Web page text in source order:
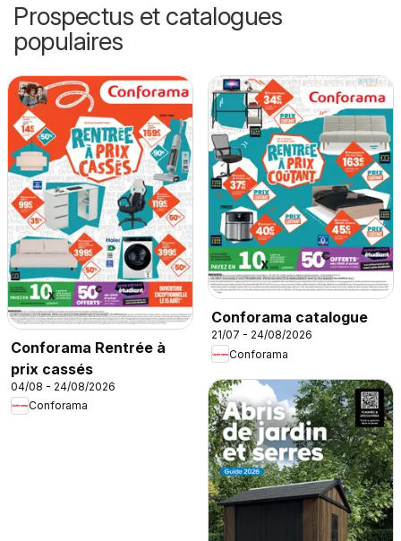
Prospectus et catalogues
populaires
Conforama Rentrée à
prix cassés
04/08 - 24/08/2026
Conforama
Conforama catalogue
21/07 - 24/08/2026
Conforama